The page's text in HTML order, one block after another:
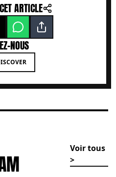
ARTICLE
NOUS
Voir tous
>